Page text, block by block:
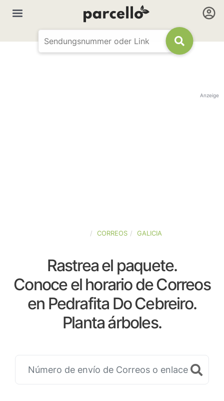
Anzeige
CORREOS GALICIA
Rastrea el paquete.
Conoce el horario de Correos
en Pedrafita Do Cebreiro.
Planta árboles.